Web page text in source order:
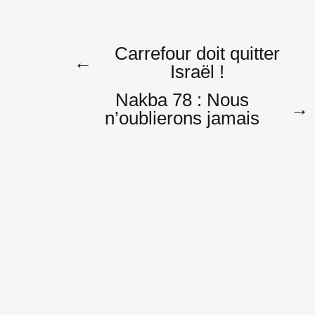
Navigation
de
←
Carrefour doit quitter
Israël !
Nakba 78 : Nous
n’oublierons jamais
→